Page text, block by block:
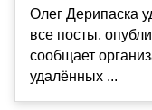
Олег Дерипаска
все посты,
сообщает
удалённых ...